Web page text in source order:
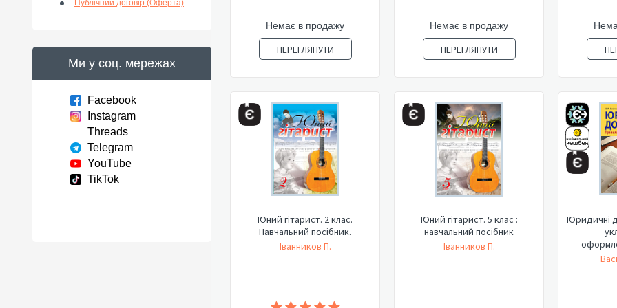
Публічний договір (Оферта)
Ми у соц. мережах
Facebook
Instagram
Threads
Telegram
YouTube
TikTok
Немає в продажу
ПЕРЕГЛЯНУТИ
Немає в продажу
ПЕРЕГЛЯНУТИ
Юний гітарист. 2 клас.
Навчальний посібник.
Іванников П.
Юний гітарист. 5 клас :
навчальний посібник
Іванников П.
Юридичні